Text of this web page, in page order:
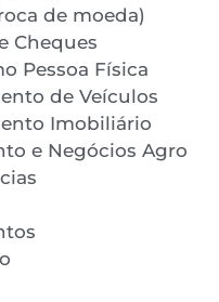
de moeda)
Cheques
Pessoa Física
de Veículos
Imobiliário
e Negócios Agro